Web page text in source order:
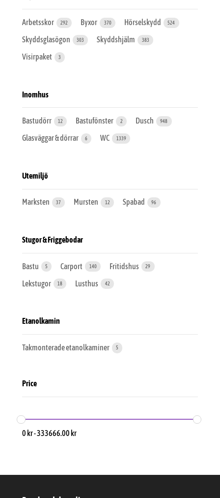
Arbetsskor 292 Byxor 370 Hörselskydd 524
Skyddsglasögon 303 Skyddshjälm 383
Visirpaket 3
Inomhus
Bastudörr 12 Bastufönster 2 Dusch 948
Glasväggar & dörrar 6 WC 1339
Utemiljö
Marksten 37 Mursten 12 Spabad 96
Stugor & Friggebodar
Bastu 5 Carport 140 Fritidshus 29
Lekstugor 18 Lusthus 42
Etanolkamin
Takmonterade etanolkaminer 5
Price
0 kr-333666.00 kr